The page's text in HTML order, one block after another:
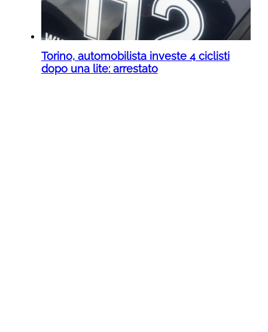
Torino, automobilista investe 4 ciclisti
dopo una lite: arrestato